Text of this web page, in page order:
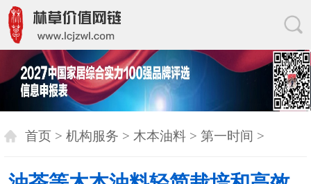
首页 > 机构服务 > 木本油料> 第一时间 >